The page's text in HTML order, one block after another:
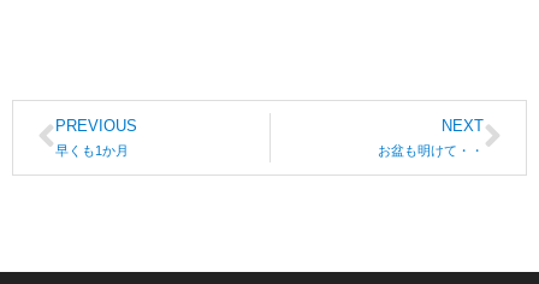
PREVIOUS
早くも1か月
NEXT
お盆も明けて・・